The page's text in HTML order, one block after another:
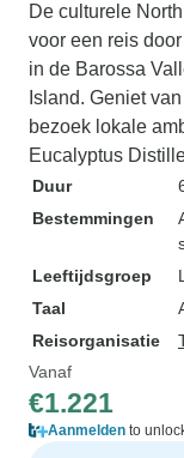
De culturele
voor een reis
in de Barossa
Island. Geniet
bezoek lokale
Eucalyptus
Duur
Bestemmingen
Leeftijdsgroep
Taal
Reisorganisatie
Vanaf
€1.221
Aanmelden to